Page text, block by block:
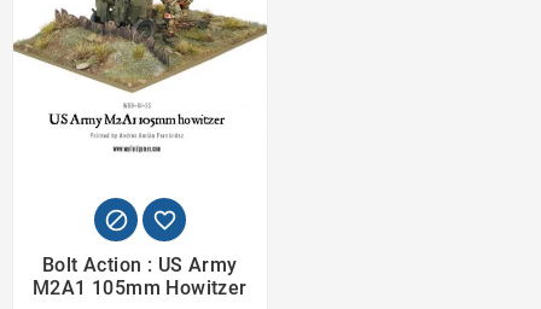
 
Bolt Action : US Army
M2A1 105mm Howitzer